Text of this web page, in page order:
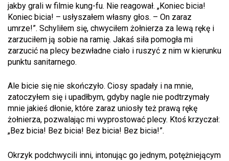
jakby grali w filmie kung-fu. Nie reagował. „Koniec bicia!
Koniec bicia! – usłyszałem własny głos. – On zaraz
umrze!”. Schyliłem się, chwyciłem żołnierza za lewą rękę i
zarzuciłem ją sobie na ramię. Jakaś siła pomogła mi
zarzucić na plecy bezwładne ciało i ruszyć z nim w kierunku
punktu sanitarnego.
Ale bicie się nie skończyło. Ciosy spadały i na mnie,
zatoczyłem się i upadłbym, gdyby nagle nie podtrzymały
mnie jakieś dłonie, które zaraz uniosły też prawą rękę
żołnierza, pozwalając mi wyprostować plecy. Ktoś krzyczał:
„Bez bicia! Bez bicia! Bez bicia! Bez bicia!”.
Okrzyk podchwycili inni, intonując go jednym, potężniejącym